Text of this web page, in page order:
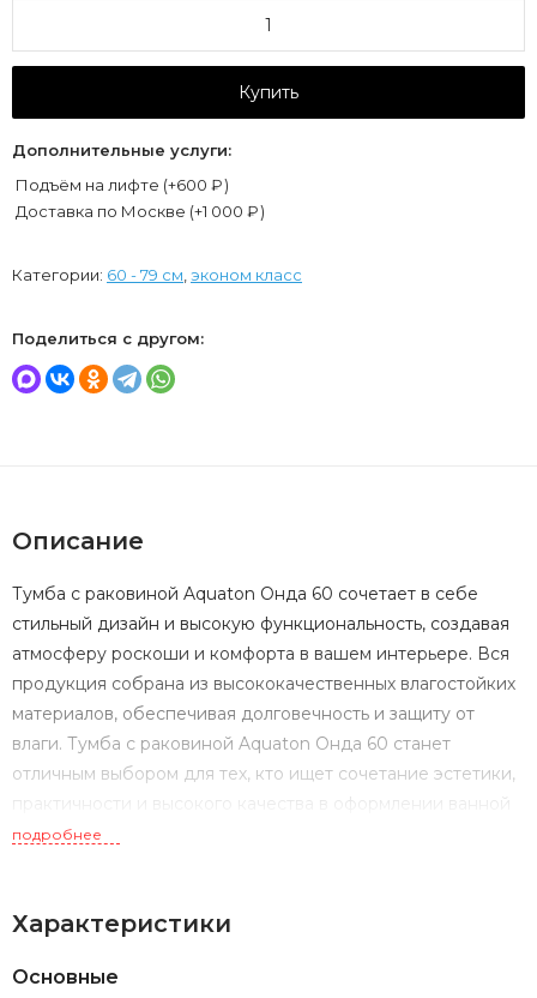
Купить
Дополнительные услуги:
Подъём на лифте (+600 ₽)
Доставка по Москве (+1 000 ₽)
Категории: 60 - 79 см эконом класс
Поделиться с другом:
Описание
Тумба с раковиной Aquaton Онда 60 сочетает в себе
стильный дизайн и высокую функциональность, создавая
атмосферу роскоши и комфорта в вашем интерьере. Вся
продукция собрана из высококачественных влагостойких
материалов, обеспечивая долговечность и защиту от
влаги. Тумба с раковиной Aquaton Онда 60 станет
отличным выбором для тех, кто ищет сочетание эстетики,
практичности и высокого качества в оформлении ванной
комнаты.
подробнее
Характеристики
Основные